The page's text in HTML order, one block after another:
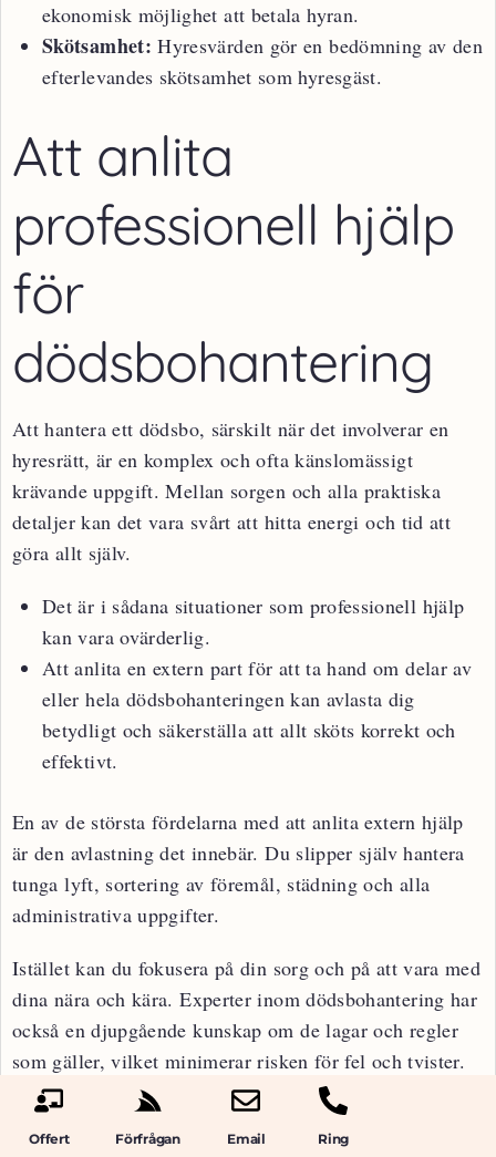
ekonomisk möjlighet att betala hyran.
Skötsamhet: Hyresvärden gör en bedömning av den
efterlevandes skötsamhet som hyresgäst.
Att anlita
professionell hjälp
för
dödsbohantering
Att hantera ett dödsbo, särskilt när det involverar en
hyresrätt, är en komplex och ofta känslomässigt
krävande uppgift. Mellan sorgen och alla praktiska
detaljer kan det vara svårt att hitta energi och tid att
göra allt själv.
Det är i sådana situationer som professionell hjälp
kan vara ovärderlig.
Att anlita en extern part för att ta hand om delar av
eller hela dödsbohanteringen kan avlasta dig
betydligt och säkerställa att allt sköts korrekt och
effektivt.
En av de största fördelarna med att anlita extern hjälp
är den avlastning det innebär. Du slipper själv hantera
tunga lyft, sortering av föremål, städning och alla
administrativa uppgifter.
Istället kan du fokusera på din sorg och på att vara med
dina nära och kära. Experter inom dödsbohantering har
också en djupgående kunskap om de lagar och regler
som gäller, vilket minimerar risken för fel och tvister.
De kan också erbjuda en objektiv syn på
situationen, vilket kan vara svårt för
Offert Förfrågan Email Ring